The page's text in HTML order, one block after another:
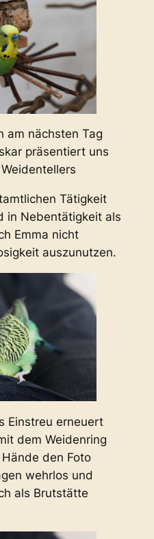
am nächsten Tag
präsentiert uns
Tätigkeit
in Nebentätigkeit als
Emma nicht
auszunutzen.
Einstreu erneuert
dem Weidenring
den Foto
wehrlos und
als Brutstätte